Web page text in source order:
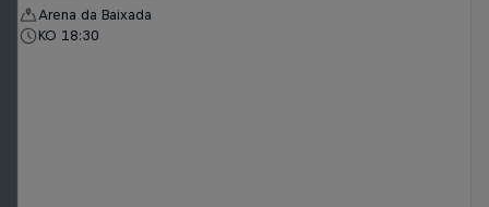
Arena da Baixada
KO 18:30